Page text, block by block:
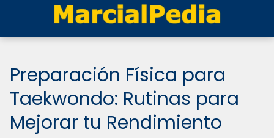
Preparación Física para
Taekwondo: Rutinas para
Mejorar tu Rendimiento